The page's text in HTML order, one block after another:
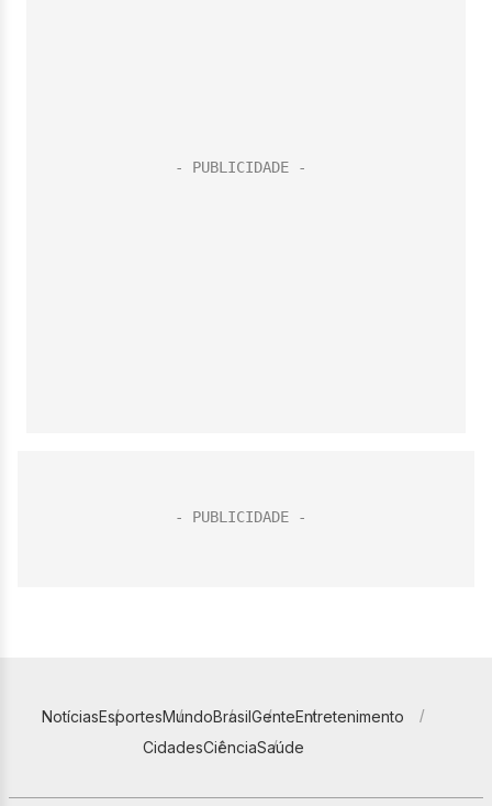
NotíciasEsportesMundoBrasilGenteEntretenimento
CidadesCiênciaSaúde